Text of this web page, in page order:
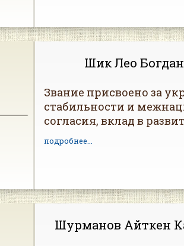
Шик Лео
Звание присвоено за
стабильности и
согласия, вклад в
подробнее...
Шурманов Айткен